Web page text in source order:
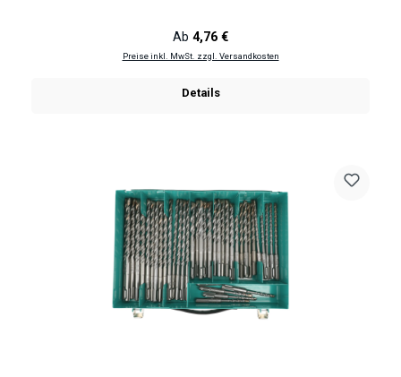
Regulärer Preis:
Ab 4,76 €
Preise inkl. MwSt. zzgl. Versandkosten
Details